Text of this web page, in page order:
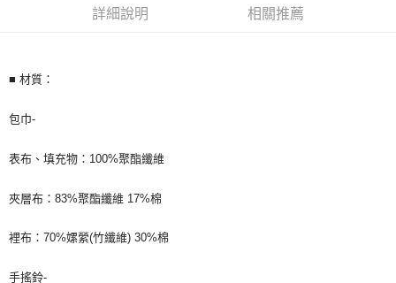
１．於結帳方式選擇「AFTEE先享後付」後，將跳轉至「AFTEE先享後付」
結帳頁面，進行簡訊認證並確認金額後，即可完成結帳。
ATM／網路銀行／等多元方式進行付款，方視為交易完成。
※ 請注意：結帳手續完成當下不需立刻繳費，但若您需要取消訂單，請聯絡
後付繳納相關費用。
是否繳費成功／繳費後需取消欲退款等相關疑問，請聯繫「AFTEE先享後付
客戶支援中心」https://netprotections.freshdesk.com/support/home
【注意事項】
易，需依本服務之必要範圍內提供個人資料，並將交易相關給付款項請求債
權轉讓予恩沛科技股份有限公司。
https://aftee.tw/terms/#terms3
詳細說明 相關推薦
■ 材質：
包巾-
表布、填充物：100%聚酯纖維
夾層布：83%聚酯纖維 17%棉
裡布：70%嫘縈(竹纖維) 30%棉
手搖鈴-